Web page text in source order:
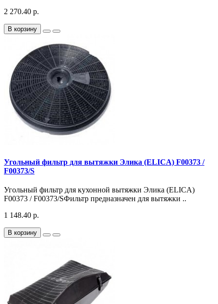
2 270.40 р.
В корзину
Угольный фильтр для вытяжки Элика (ELICA) F00373 /
F00373/S
Угольный фильтр для кухонной вытяжки Элика (ELICA)
F00373 / F00373/SФильтр предназначен для вытяжки ..
1 148.40 р.
В корзину